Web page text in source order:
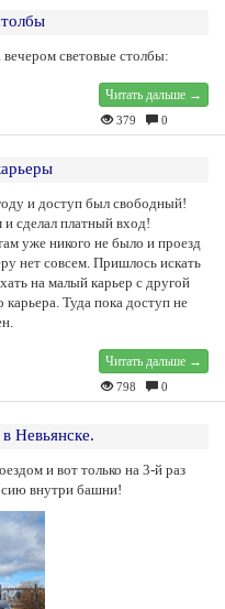
вечером световые столбы:
Читать дальше →
379
0
и доступ был свободный!
сделал платный вход!
уже никого не было и проезд
нет совсем. Пришлось искать
на малый карьер с другой
Туда пока доступ не
Читать дальше →
798
0
Невьянске.
и вот только на 3-й раз
внутри башни!